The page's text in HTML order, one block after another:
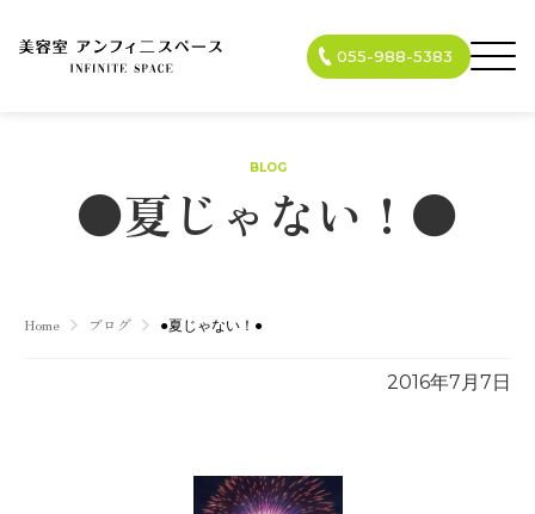
055-988-5383
BLOG
●夏じゃない！●
Home ブログ ●夏じゃない！●
2016年7月7日